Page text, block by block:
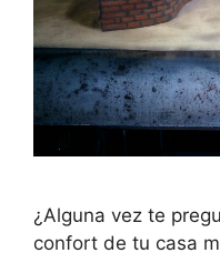
¿Alguna vez te
confort de tu casa